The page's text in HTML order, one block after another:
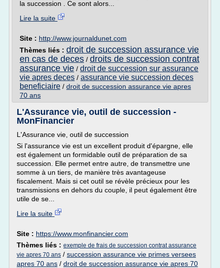
la succession . Ce sont alors...
Lire la suite
Site : http://www.journaldunet.com
Thèmes liés : droit de succession assurance vie
en cas de deces / droits de succession contrat
assurance vie / droit de succession sur assurance
vie apres deces / assurance vie succession deces
beneficiaire / droit de succession assurance vie apres
70 ans
L'Assurance vie, outil de succession -
MonFinancier
L'Assurance vie, outil de succession
Si l'assurance vie est un excellent produit d'épargne, elle
est également un formidable outil de préparation de sa
succession. Elle permet entre autre, de transmettre une
somme à un tiers, de manière très avantageuse
fiscalement. Mais si cet outil se révèle précieux pour les
transmissions en dehors du couple, il peut également être
utile de se...
Lire la suite
Site : https://www.monfinancier.com
Thèmes liés : exemple de frais de succession contrat assurance
vie apres 70 ans / succession assurance vie primes versees
apres 70 ans / droit de succession assurance vie apres 70